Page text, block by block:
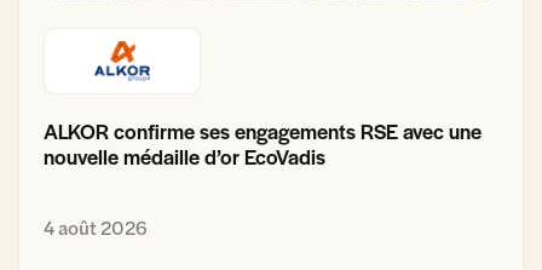
ALKOR confirme ses engagements RSE avec une
nouvelle médaille d’or EcoVadis
4 août 2026